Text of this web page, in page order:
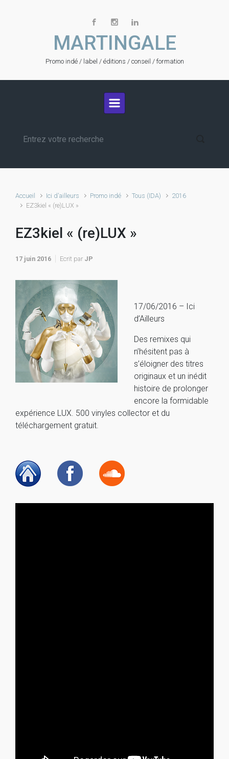
MARTINGALE
Promo indé / label / éditions / conseil / formation
Accueil Ici d'ailleurs Promo indé Tous (IDA)
2016
EZ3kiel « (re)LUX »
EZ3kiel « (re)LUX »
17 juin 2016 Ecrit par JP
17/06/2016 – Ici
d’Ailleurs
Des remixes qui
n’hésitent pas à
s’éloigner des titres
originaux et un inédit
histoire de prolonger
encore la formidable
expérience LUX. 500 vinyles collector et du
téléchargement gratuit.